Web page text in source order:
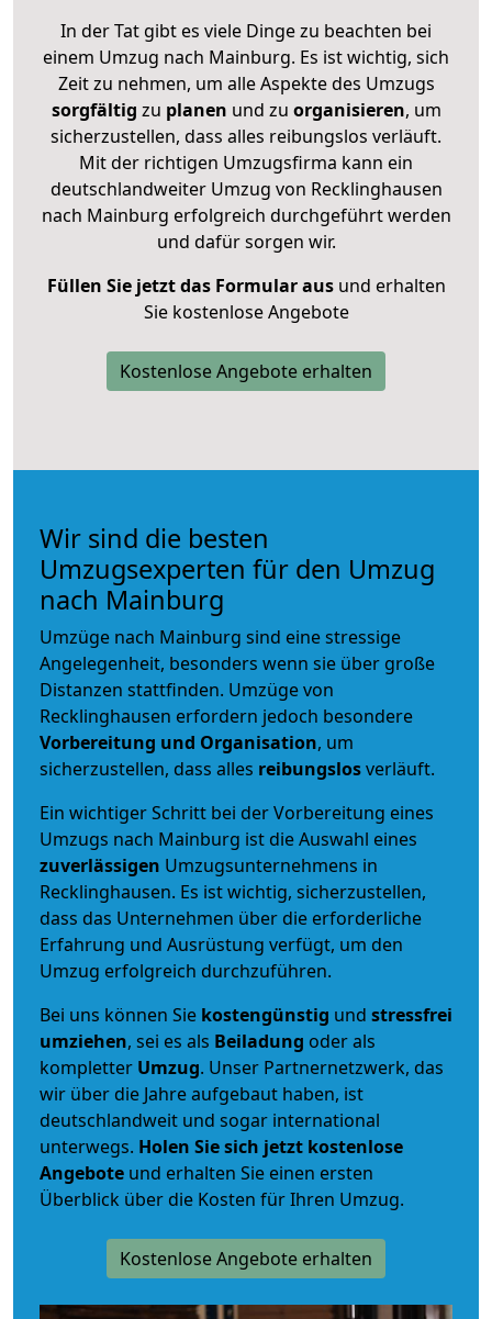
In der Tat gibt es viele Dinge zu beachten bei
einem Umzug nach Mainburg. Es ist wichtig, sich
Zeit zu nehmen, um alle Aspekte des Umzugs
sorgfältig zu planen und zu organisieren, um
sicherzustellen, dass alles reibungslos verläuft.
Mit der richtigen Umzugsfirma kann ein
deutschlandweiter Umzug von Recklinghausen
nach Mainburg erfolgreich durchgeführt werden
und dafür sorgen wir.
Füllen Sie jetzt das Formular ausund erhalten
Sie kostenlose Angebote
Kostenlose Angebote erhalten
Wir sind die besten
Umzugsexperten für den Umzug
nach Mainburg
Umzüge nach Mainburg sind eine stressige
Angelegenheit, besonders wenn sie über große
Distanzen stattfinden. Umzüge von
Recklinghausen erfordern jedoch besondere
Vorbereitung und Organisation, um
sicherzustellen, dass alles reibungslosverläuft.
Ein wichtiger Schritt bei der Vorbereitung eines
Umzugs nach Mainburg ist die Auswahl eines
zuverlässigen Umzugsunternehmens in
Recklinghausen. Es ist wichtig, sicherzustellen,
dass das Unternehmen über die erforderliche
Erfahrung und Ausrüstung verfügt, um den
Umzug erfolgreich durchzuführen.
Bei uns können Sie kostengünstig und stressfrei
umziehen, sei es als Beiladung oder als
kompletter Umzug. Unser Partnernetzwerk, das
wir über die Jahre aufgebaut haben, ist
deutschlandweit und sogar international
unterwegs. Holen Sie sich jetzt kostenlose
Angebote und erhalten Sie einen ersten
Überblick über die Kosten für Ihren Umzug.
Kostenlose Angebote erhalten